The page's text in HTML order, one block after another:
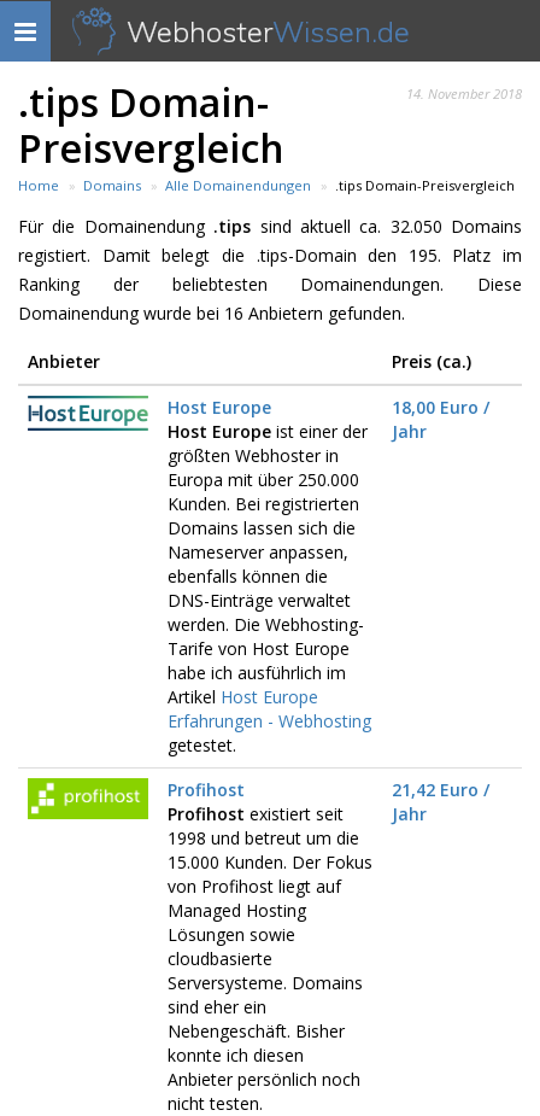
Navigation
anzeigen
WebhosterWissen.de
14. November 2018
.tips Domain-
Preisvergleich
Home Domains Alle Domainendungen .tips Domain-Preisvergleich
Für die Domainendung .tips sind aktuell ca. 32.050 Domains
registiert. Damit belegt die .tips-Domain den 195. Platz im
Ranking der beliebtesten Domainendungen. Diese
Domainendung wurde bei 16 Anbietern gefunden.
Anbieter
Preis (ca.)
Host Europe
Host Europe ist einer der
größten Webhoster in
Europa mit über 250.000
Kunden. Bei registrierten
Domains lassen sich die
Nameserver anpassen,
ebenfalls können die
DNS-Einträge verwaltet
werden. Die Webhosting-
Tarife von Host Europe
habe ich ausführlich im
Artikel Host Europe
Erfahrungen - Webhosting
getestet.
18,00 Euro /
Jahr
Profihost
Profihost existiert seit
1998 und betreut um die
15.000 Kunden. Der Fokus
von Profihost liegt auf
Managed Hosting
Lösungen sowie
cloudbasierte
Serversysteme. Domains
sind eher ein
Nebengeschäft. Bisher
konnte ich diesen
Anbieter persönlich noch
nicht testen.
21,42 Euro /
Jahr